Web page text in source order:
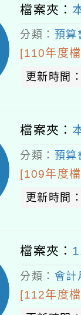
檔案夾：
分類： 預算
[110年度
更新時間
檔案夾：
分類： 預算
[109年度
更新時間
檔案夾：
分類： 會計
[112年度